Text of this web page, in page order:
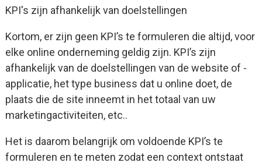
KPI's zijn afhankelijk van doelstellingen
Kortom, er zijn geen KPI’s te formuleren die altijd, voor
elke online onderneming geldig zijn. KPI’s zijn
afhankelijk van de doelstellingen van de website of -
applicatie, het type business dat u online doet, de
plaats die de site inneemt in het totaal van uw
marketingactiviteiten, etc..
Het is daarom belangrijk om voldoende KPI’s te
formuleren en te meten zodat een context ontstaat